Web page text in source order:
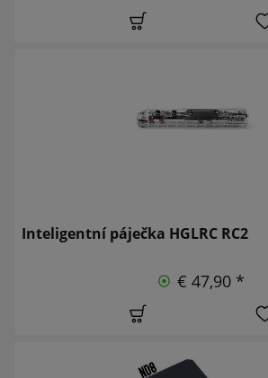
Inteligentní páječka HGLRC RC2
€ 47,90 *